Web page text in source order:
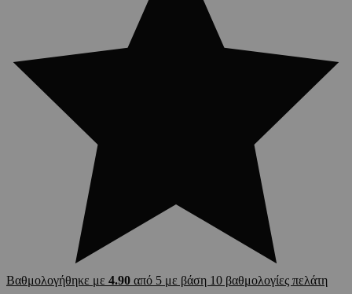
Βαθμολογήθηκε με 4.90 από 5 με βάση 10 βαθμολογίες πελάτη